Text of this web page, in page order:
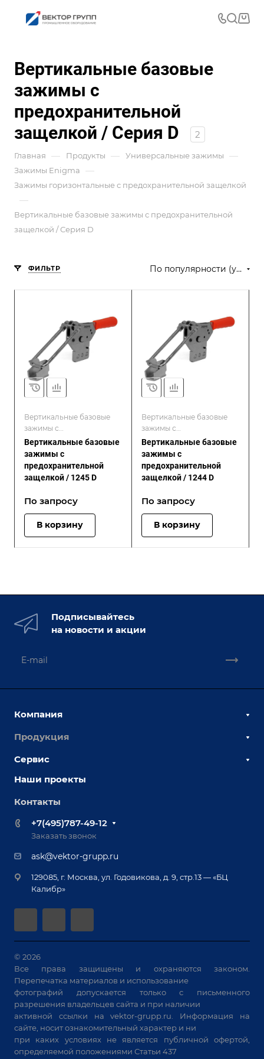
Вертикальные базовые
зажимы с
предохранительной
защелкой / Серия D
2
Главная — Продукты — Универсальные зажимы —
Зажимы Enigma —
Зажимы горизонтальные с предохранительной защелкой
—
Вертикальные базовые зажимы с предохранительной
защелкой / Серия D
ФИЛЬТР По популярности (убывание)
Вертикальные базовые
зажимы с
предохранительной
защелкой / Серия D
Вертикальные базовые
зажимы с
предохранительной
защелкой / 1245 D
По запросу
В корзину
Вертикальные базовые
зажимы с
предохранительной
защелкой / Серия D
Вертикальные базовые
зажимы с
предохранительной
защелкой / 1244 D
По запросу
В корзину
Подписывайтесь
на новости и акции
Компания
О компании
Выставки и мероприятия
Вопрос ответ
Реквизиты
Документы
Продукция
Сборочно-сварочные столы
Оснастка для сварочных столов
Оборудование для приварки крепежа
Приварной крепеж
Специализированные решения для сварки
Позиционеры и вращатели
Машины контактной сварки
Универсальные зажимы
Системы аспирации
Станки лазерной резки
Решения для учебных заведений
Сервис
Сервисное обслуживание
Обучение
Лизинг
Гарантия
автоматизации
Наши проекты
Контакты
+7(495)787-49-12
Заказать звонок
ask@vektor-grupp.ru
129085, г. Москва, ул. Годовикова, д. 9, стр.13 — «БЦ
Калибр»
© 2026
Все права защищены и охраняются законом.
Перепечатка материалов и использование
фотографий допускается только с письменного
разрешения владельцев сайта и при наличии
активной ссылки наvektor-grupp.ru . Информация на
сайте, носит ознакомительный характер и ни
при каких условиях не является публичной офертой,
определяемой положениями Статьи 437